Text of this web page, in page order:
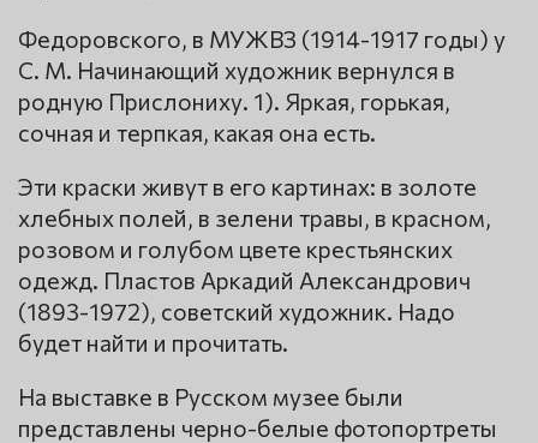
Федоровского, в МУЖВЗ (1914-1917 годы) у
С. М. Начинающий художник вернулся в
родную Прислониху. 1). Яркая, горькая,
сочная и терпкая, какая она есть.
Эти краски живут в его картинах: в золоте
хлебных полей, в зелени травы, в красном,
розовом и голубом цвете крестьянских
одежд. Пластов Аркадий Александрович
(1893-1972), советский художник. Надо
будет найти и прочитать.
На выставке в Русском музее были
представлены черно-белые фотопортреты